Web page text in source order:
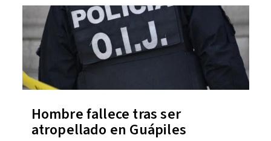
Hombre fallece tras ser
atropellado en Guápiles